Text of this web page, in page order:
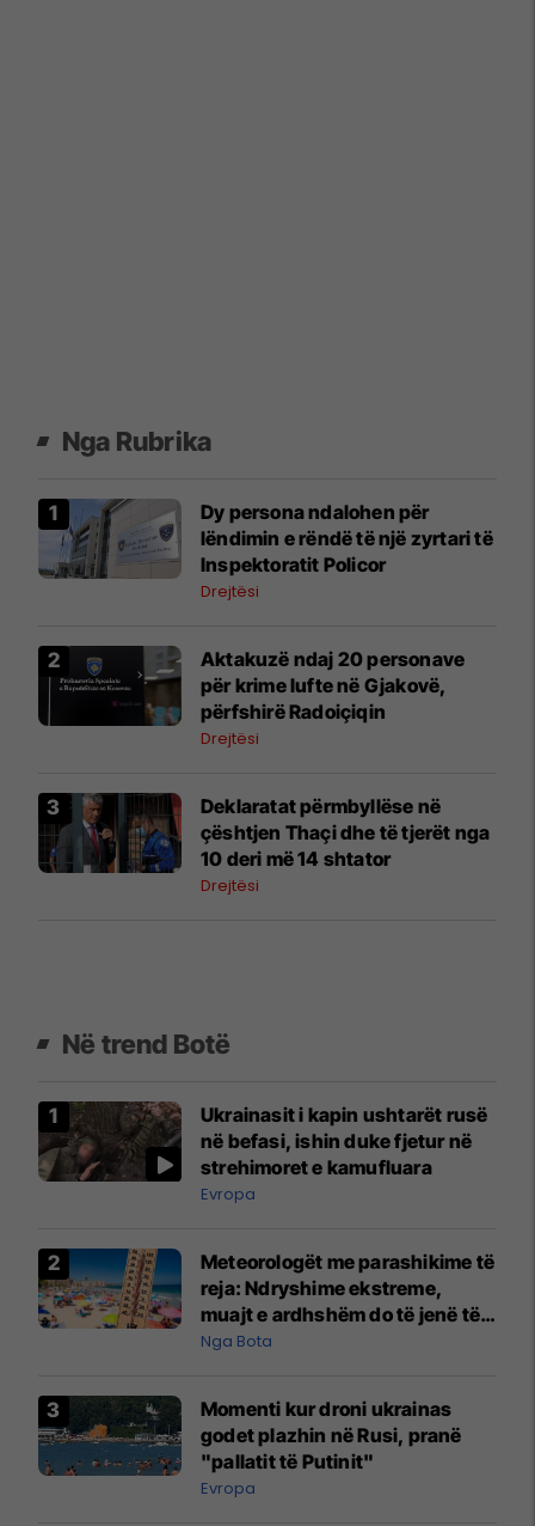
Nga Rubrika
Dy persona ndalohen për
lëndimin e rëndë të një zyrtari të
Inspektoratit Policor
Drejtësi
Aktakuzë ndaj 20 personave
për krime lufte në Gjakovë,
përfshirë Radoiçiqin
Drejtësi
Deklaratat përmbyllëse në
çështjen Thaçi dhe të tjerët nga
10 deri më 14 shtator
Drejtësi
Në trend Botë
Ukrainasit i kapin ushtarët rusë
në befasi, ishin duke fjetur në
strehimoret e kamufluara
Evropa
Meteorologët me parashikime të
reja: Ndryshime ekstreme,
muajt e ardhshëm do të jenë të
pazakontë
Nga Bota
Momenti kur droni ukrainas
godet plazhin në Rusi, pranë
"pallatit të Putinit"
Evropa